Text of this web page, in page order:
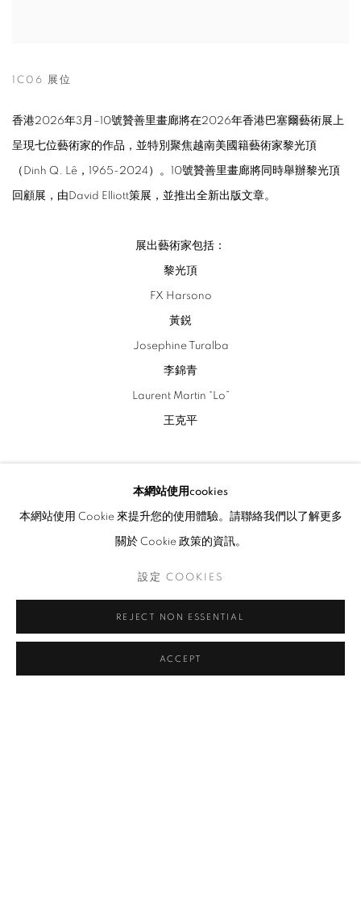
1C06 展位
香港2026年3月–10號贊善里畫廊將在2026年香港巴塞爾藝術展上
呈現七位藝術家的作品，並特別聚焦越南美國籍藝術家黎光頂
（Dinh Q. Lê，1965-2024）。10號贊善里畫廊將同時舉辦黎光頂
回顧展，由David Elliott策展，並推出全新出版文章。
展出藝術家包括：
黎光頂
FX Harsono
黃鋭
Josephine Turalba
李錦青
Laurent Martin “Lo”
王克平
本網站使用cookies
本網站使用 Cookie 來提升您的使用體驗。請聯絡我們以了解更多
關於 Cookie 政策的資訊。
設定 COOKIES
REJECT NON ESSENTIAL
ACCEPT